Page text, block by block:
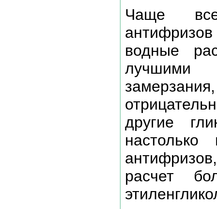
Чаще
водные
лучшими
другие
настолько
расчет